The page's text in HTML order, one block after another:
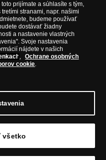
g
kvalita razby
kolekcií
IČO: 45 480 206, DIČ:
toto prijímate a súhlasíte s tým,
stranami, napr. našimi
budeme používať
dostávať žiadny
a nastavenie vlastných
Svoje nastavenia
nájdete v našich
,
Ochrane osobných
cookie.
všetko